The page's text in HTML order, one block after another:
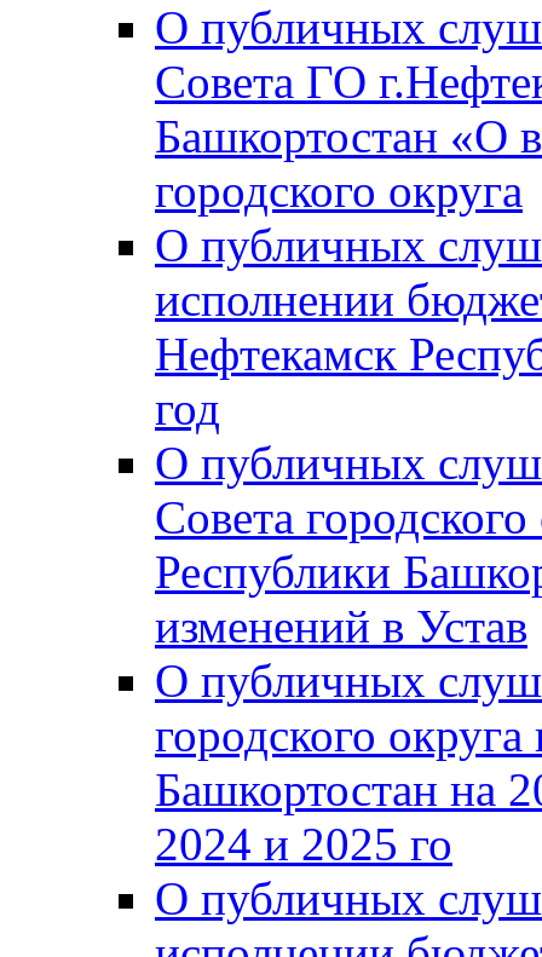
О публичных
Совета ГО
Башкортостан «О
городского округа
О публичных
исполнении
Нефтекамск
год
О публичных
Совета
Республики
изменений в Устав
О публичных
городского
Башкортостан на
2024 и 2025 го
О публичных